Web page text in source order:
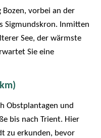
Bozen, vorbei an der
Sigmundskron. Inmitten
See, der wärmste
Sie eine
Obstplantagen und
bis nach Trient. Hier
zu erkunden, bevor